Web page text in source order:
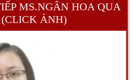
MS.NGÂN HOA QUA
ẢNH)